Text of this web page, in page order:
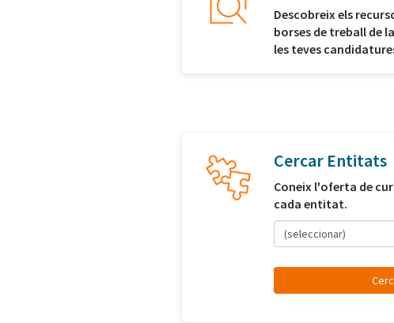
Descobreix els
borses de treball de
les teves
Cercar Entitats
Coneix l'oferta de
cada entitat.
(seleccionar)